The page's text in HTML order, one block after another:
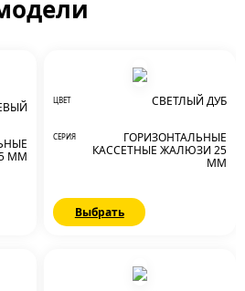
ММ
ЦВЕТ СВЕТЛЫЙ ДУБ
СЕРИЯ
ГОРИЗОНТАЛЬНЫЕ
КАССЕТНЫЕ ЖАЛЮЗИ 25
ММ
Выбрать